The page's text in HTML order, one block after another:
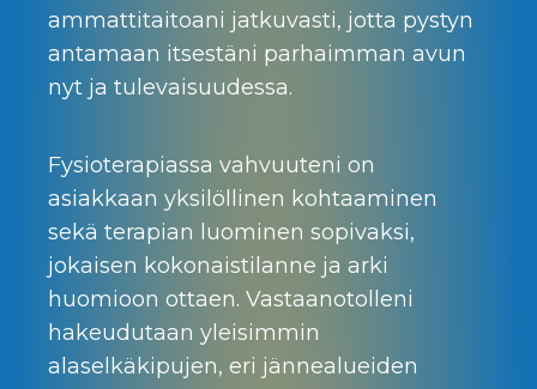
ammattitaitoani jatkuvasti, jotta pystyn
antamaan itsestäni parhaimman avun
nyt ja tulevaisuudessa.
Fysioterapiassa vahvuuteni on
asiakkaan yksilöllinen kohtaaminen
sekä terapian luominen sopivaksi,
jokaisen kokonaistilanne ja arki
huomioon ottaen. Vastaanotolleni
hakeudutaan yleisimmin
alaselkäkipujen, eri jännealueiden